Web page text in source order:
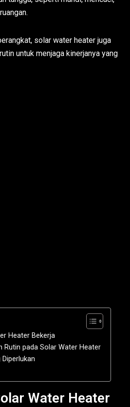
solar water heater juga
untuk menjaga kinerjanya yang
Heater Bekerja
Rutin pada Solar Water Heater
Water Heater